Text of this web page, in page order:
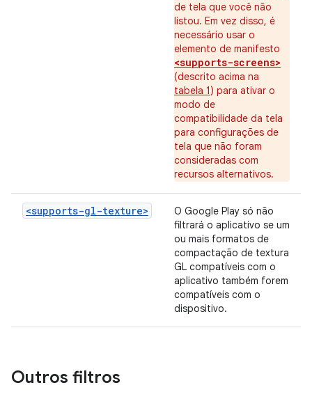
de tela que você não
listou. Em vez disso, é
necessário usar o
elemento de manifesto
<supports-screens>
(descrito acima na
tabela 1) para ativar o
modo de
compatibilidade da tela
para configurações de
tela que não foram
consideradas com
recursos alternativos.
<supports-gl-texture>
O Google Play só não
filtrará o aplicativo se um
ou mais formatos de
compactação de textura
GL compatíveis com o
aplicativo também forem
compatíveis com o
dispositivo.
Outros filtros